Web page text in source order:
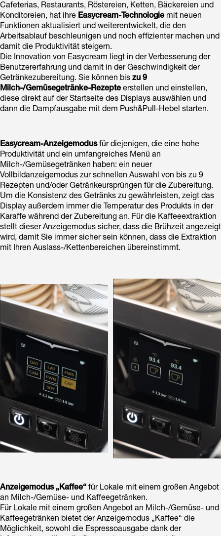
Cafeterias, Restaurants, Röstereien, Ketten, Bäckereien und
Konditoreien, hat ihre Easycream-Technologiemit neuen
Funktionen aktualisiert und weiterentwickelt, die den
Arbeitsablauf beschleunigen und noch effizienter machen und
damit die Produktivität steigern.
Die Innovation von Easycream liegt in der Verbesserung der
Benutzererfahrung und damit in der Geschwindigkeit der
Getränkezubereitung. Sie können bis zu 9
Milch-/Gemüsegetränke-Rezepteerstellen und einstellen,
diese direkt auf der Startseite des Displays auswählen und
dann die Dampfausgabe mit dem Push&Pull-Hebel starten.
Easycream-Anzeigemodusfür diejenigen, die eine hohe
Produktivität und ein umfangreiches Menü an
Milch-/Gemüsegetränken haben: ein neuer
Vollbildanzeigemodus zur schnellen Auswahl von bis zu 9
Rezepten und/oder Getränkeursprüngen für die Zubereitung.
Um die Konsistenz des Getränks zu gewährleisten, zeigt das
Display außerdem immer die Temperatur des Produkts in der
Karaffe während der Zubereitung an. Für die Kaffeeextraktion
stellt dieser Anzeigemodus sicher, dass die Brühzeit angezeigt
wird, damit Sie immer sicher sein können, dass die Extraktion
mit Ihren Auslass-/Kettenbereichen übereinstimmt.
Anzeigemodus „Kaffee“ für Lokale mit einem großen Angebot
an Milch-/Gemüse- und Kaffeegetränken.
Für Lokale mit einem großen Angebot an Milch-/Gemüse- und
Kaffeegetränken bietet der Anzeigemodus „Kaffee“ die
Möglichkeit, sowohl die Espressoausgabe dank der